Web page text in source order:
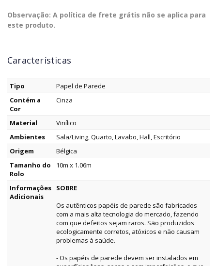
Observação: A política de frete grátis não se aplica para
este produto.
Características
Tipo
Papel de Parede
Contém a
Cor
Cinza
Material
Vinílico
Ambientes
Sala/Living, Quarto, Lavabo, Hall, Escritório
Origem
Bélgica
Tamanho do
Rolo
10m x 1.06m
Informações
Adicionais
SOBRE
Os autênticos papéis de parede são fabricados
com a mais alta tecnologia do mercado, fazendo
com que defeitos sejam raros. São produzidos
ecologicamente corretos, atóxicos e não causam
problemas à saúde.
- Os papéis de parede devem ser instalados em